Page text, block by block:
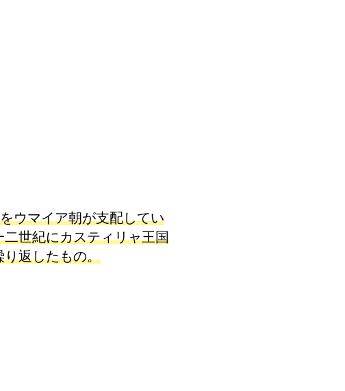
ウマイア朝が支配してい
世紀にカスティリャ王国
り返したもの。